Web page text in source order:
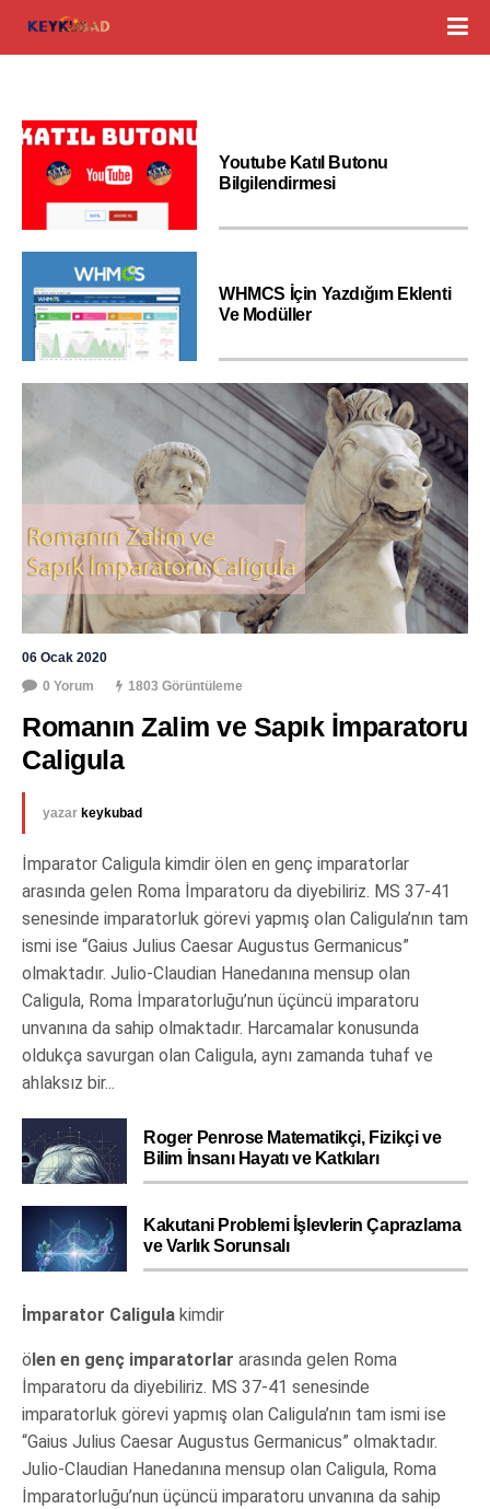
Youtube Katıl Butonu
Bilgilendirmesi
WHMCS İçin Yazdığım Eklenti
Ve Modüller
06 Ocak 2020
0 Yorum
1803 Görüntüleme
Romanın Zalim ve Sapık İmparatoru
Caligula
yazar keykubad
İmparator Caligula kimdir ölen en genç imparatorlar
arasında gelen Roma İmparatoru da diyebiliriz. MS 37-41
senesinde imparatorluk görevi yapmış olan Caligula’nın tam
ismi ise “Gaius Julius Caesar Augustus Germanicus”
olmaktadır. Julio-Claudian Hanedanına mensup olan
Caligula, Roma İmparatorluğu’nun üçüncü imparatoru
unvanına da sahip olmaktadır. Harcamalar konusunda
oldukça savurgan olan Caligula, aynı zamanda tuhaf ve
ahlaksız bir...
Roger Penrose Matematikçi, Fizikçi ve
Bilim İnsanı Hayatı ve Katkıları
Kakutani Problemi İşlevlerin Çaprazlama
ve Varlık Sorunsalı
İmparator Caligula kimdir
ö len en genç imparatorlar arasında gelen Roma
İmparatoru da diyebiliriz. MS 37-41 senesinde
imparatorluk görevi yapmış olan Caligula’nın tam ismi ise
“Gaius Julius Caesar Augustus Germanicus” olmaktadır.
Julio-Claudian Hanedanına mensup olan Caligula, Roma
İmparatorluğu’nun üçüncü imparatoru unvanına da sahip